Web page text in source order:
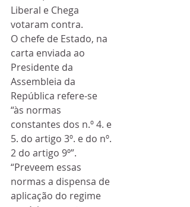
Liberal e Chega
votaram contra.
O chefe de Estado, na
carta enviada ao
Presidente da
Assembleia da
República refere-se
“às normas
constantes dos n.º 4. e
5. do artigo 3º. e do nº.
2 do artigo 9º”.
“Preveem essas
normas a dispensa de
aplicação do regime